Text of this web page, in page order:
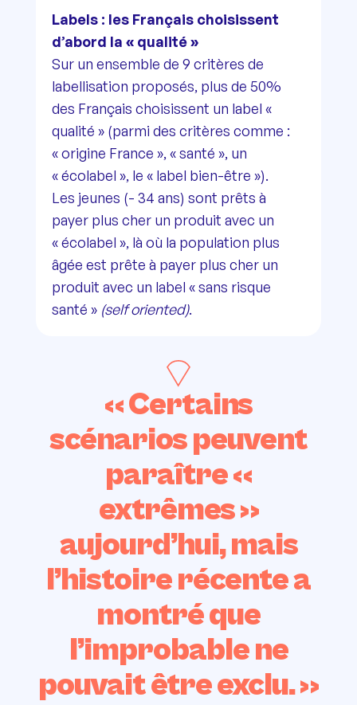
Labels : les Français choisissent
d’abord la « qualité »
Sur un ensemble de 9 critères de
labellisation proposés, plus de 50%
des Français choisissent un label «
qualité » (parmi des critères comme :
« origine France », « santé », un
« écolabel », le « label bien-être »).
Les jeunes (- 34 ans) sont prêts à
payer plus cher un produit avec un
« écolabel », là où la population plus
âgée est prête à payer plus cher un
produit avec un label « sans risque
santé » (self oriented).
« Certains
scénarios peuvent
paraître «
extrêmes »
aujourd’hui, mais
l’histoire récente a
montré que
l’improbable ne
pouvait être exclu. »